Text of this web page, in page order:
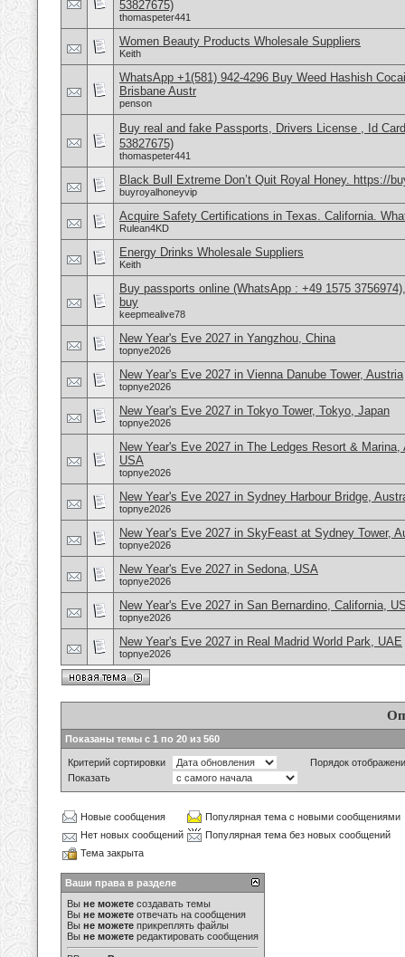
53827675)
thomaspeter441
Women Beauty Products Wholesale Suppliers
Keith
WhatsApp +1(581) 942-4296 Buy Weed Hashish
Brisbane Austr
penson
Buy real and fake Passports, Drivers License , Id
53827675)
thomaspeter441
Black Bull Extreme Don’t Quit Royal Honey. https://
buyroyalhoneyvip
Acquire Safety Certifications in Texas. California.
Rulean4KD
Energy Drinks Wholesale Suppliers
Keith
Buy passports online (WhatsApp : +49 1575
buy
keepmealive78
New Year's Eve 2027 in Yangzhou, China
topnye2026
New Year's Eve 2027 in Vienna Danube Tower, Austria
topnye2026
New Year's Eve 2027 in Tokyo Tower, Tokyo, Japan
topnye2026
New Year's Eve 2027 in The Ledges Resort &
USA
topnye2026
New Year's Eve 2027 in Sydney Harbour Bridge,
topnye2026
New Year's Eve 2027 in SkyFeast at Sydney Tower,
topnye2026
New Year's Eve 2027 in Sedona, USA
topnye2026
New Year's Eve 2027 in San Bernardino, California,
topnye2026
New Year's Eve 2027 in Real Madrid World Park, UAE
topnye2026
Показаны темы с 1 по 20 из 560
Критерий сортировки
Порядок
Показать
Новые сообщения
Популярная тема с новыми сообщениями
Нет новых сообщений
Популярная тема без новых сообщений
Тема закрыта
Ваши права в разделе
Вы не можете создавать темы
Вы не можете отвечать на сообщения
Вы не можете прикреплять файлы
Вы не можете редактировать сообщения